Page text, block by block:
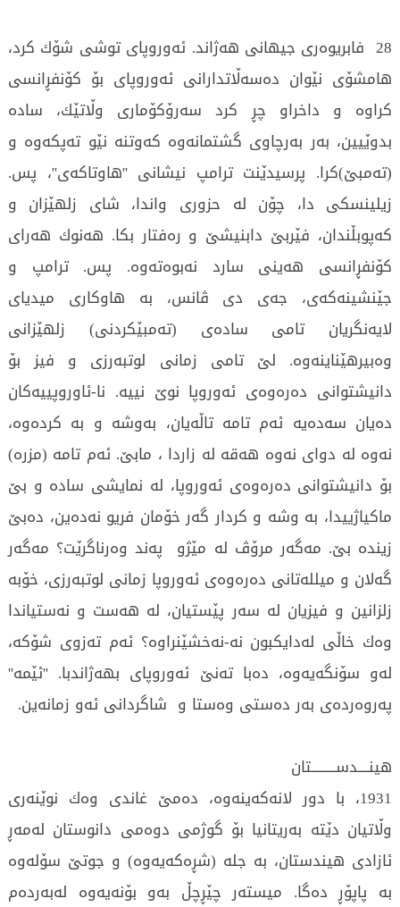
28 فابریوه‌ری جیهانی هه‌ژاند. ئەوروپای توشی شۆك كرد،
هامشۆی نێوان ده‌سه‌ڵاتدارانی ئەوروپای بۆ كۆنفڕانسی
كراوه‌ و داخراو چڕ كرد سه‌رۆكۆماری وڵاتێك، ساده‌
بدوێیین، به‌ر به‌رچاوی گشتمانه‌وه‌ كه‌وتنه‌ نێو ته‌پكه‌وه‌ و
(ته‌مبێ)كرا. پرسیدێنت ترامپ نیشانی ''هاوتاكه‌ی''، پس.
زیلینسكی دا، چۆن له‌ حزوری واندا، شای زلهێزان و
كه‌پوبڵندان، فێربێ دابنیشێ و ره‌فتار بكا. هه‌نوك هه‌رای
كۆنفڕانسی هه‌ینی سارد نه‌بوەته‌وه‌. پس. ترامپ و
جێنشینه‌كه‌ی، جەى دى ڤانس، به‌ هاوكاری میدیای
لایه‌نگریان تامی ساده‌ی (ته‌مبێكردنی) زلهێزانی
وه‌بیرهێناینه‌وه‌. لێ تامی زمانی لوتبه‌رزی و فیز بۆ
دانیشتوانی ده‌ره‌وه‌ی ئەوروپا نوێ نییه‌. نا-ئاوروپییه‌كان
ده‌یان سه‌ده‌یه‌ ئه‌م تامه‌ تاڵه‌یان، به‌وشه‌ و به‌ كرده‌وه‌،
نه‌وه‌ له‌ دوای نه‌وه‌ هەقە له‌ زاردا ، مابێ‌. ئه‌م تامه‌ (مزره‌)
بۆ دانیشتوانی ده‌ره‌وه‌ی ئەوروپا، له‌ نمایشی ساده‌ و بێ
ماكیاژییدا، به‌ وشه‌ و كردار گه‌ر خۆمان فریو نه‌ده‌ین، ده‌بێ
زینده‌ بێ. مه‌گه‌ر مرۆڤ له‌ مێژو په‌ند وه‌رناگرێت؟ مه‌گه‌ر
گه‌لان و میلله‌تانی ده‌ره‌وه‌ی ئەوروپا‌ زمانی لوتبه‌رزی، خۆبه‌
زلزانین و فیزیان له‌ سه‌ر پێستیان، له‌ هه‌ست و نه‌ستیاندا
وه‌ك خاڵی له‌دایكبون نه‌-نه‌خشێنراوه‌؟ ئه‌م ته‌زوی شۆكه‌،
له‌و سۆنگه‌یه‌وه‌، ده‌با ته‌نێ ئەوروپای بهه‌ژاندبا. ''ئێمه‌''
په‌روه‌رده‌ی به‌ر ده‌ستی وه‌ستا و شاگردانی ئه‌و زمانه‌ین.
هینــــدســـــــــتان
1931، با دور لانه‌كه‌ینه‌وه‌‌، ده‌مێ غاندی وه‌ك نوێنه‌ری
وڵاتیان دێته‌ به‌ریتانیا بۆ گوژمی دوه‌می دانوستان له‌مه‌ڕ
ئازادی هیندستان، بە جله‌ (شڕه‌كه‌یه‌وه‌) و جوتێ سۆله‌وه‌
بە پاپۆڕ ده‌گا. میسته‌ر چێڕچڵ به‌و بۆنه‌یه‌وه‌ له‌به‌رده‌م